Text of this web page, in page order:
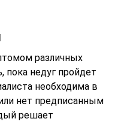
различных
пока недуг пройдет
необходима в
нет предписанным
решает